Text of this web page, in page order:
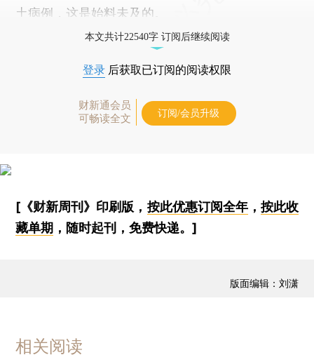
土病例，这是始料未及的。
本文共计22540字 订阅后继续阅读
登录 后获取已订阅的阅读权限
财新通会员
可畅读全文
订阅/会员升级
[《财新周刊》印刷版， 按此优惠订阅全年， 按此收
藏单期 ，随时起刊，免费快递。]
版面编辑：刘潇
相关阅读